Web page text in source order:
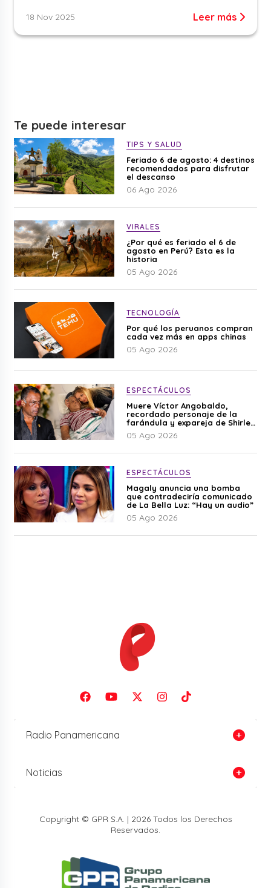
18 Nov 2025 Leer más
Te puede interesar
TIPS Y SALUD
Feriado 6 de agosto: 4 destinos
recomendados para disfrutar
el descanso
06 Ago 2026
VIRALES
¿Por qué es feriado el 6 de
agosto en Perú? Esta es la
historia
05 Ago 2026
TECNOLOGÍA
Por qué los peruanos compran
cada vez más en apps chinas
05 Ago 2026
ESPECTÁCULOS
Muere Víctor Angobaldo,
recordado personaje de la
farándula y expareja de Shirley
Cherres
05 Ago 2026
ESPECTÁCULOS
Magaly anuncia una bomba
que contradeciría comunicado
de La Bella Luz: “Hay un audio”
05 Ago 2026
Radio Panamericana
Noticias
Copyright © GPR S.A. | 2026 Todos los Derechos
Reservados.